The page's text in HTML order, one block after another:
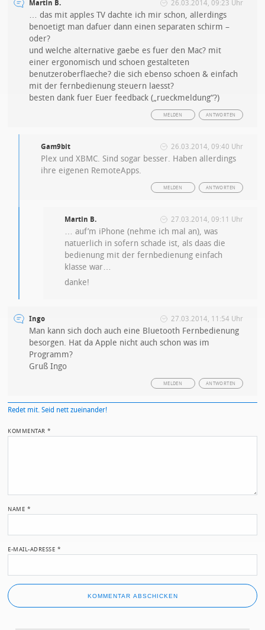
Martin B. 26.03.2014, 09:23 Uhr
… das mit apples TV dachte ich mir schon, allerdings
benoetigt man dafuer dann einen separaten schirm –
oder?
und welche alternative gaebe es fuer den Mac? mit
einer ergonomisch und schoen gestalteten
benutzeroberflaeche? die sich ebenso schoen & einfach
mit der fernbedienung steuern laesst?
besten dank fuer Euer feedback („rueckmeldung“?)
ANTWORTEN
MELDEN
Gam9bit 26.03.2014, 09:40 Uhr
Plex und XBMC. Sind sogar besser. Haben allerdings
ihre eigenen RemoteApps.
ANTWORTEN
MELDEN
Martin B. 27.03.2014, 09:11 Uhr
… auf’m iPhone (nehme ich mal an), was
natuerlich in sofern schade ist, als daas die
bedienung mit der fernbedienung einfach
klasse war…
danke!
Ingo 27.03.2014, 11:54 Uhr
Man kann sich doch auch eine Bluetooth Fernbedienung
besorgen. Hat da Apple nicht auch schon was im
Programm?
Gruß Ingo
ANTWORTEN
MELDEN
Redet mit. Seid nett zueinander!
KOMMENTAR*
NAME *
E-MAIL-ADRESSE *